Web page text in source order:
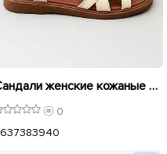
Сандали женские кожаные 594246 Бежевые
0
37383940